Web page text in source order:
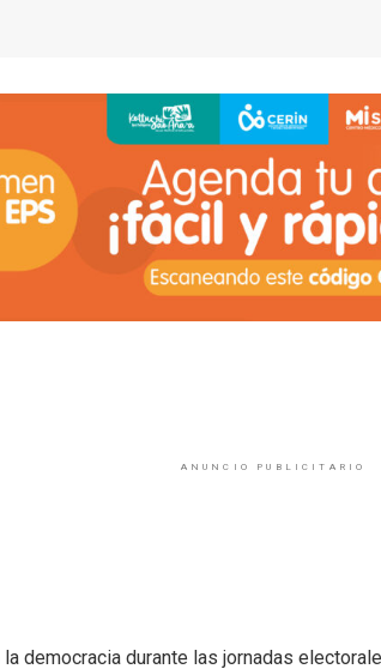
ANUNCIO PUBLICITARIO
democracia durante las jornadas